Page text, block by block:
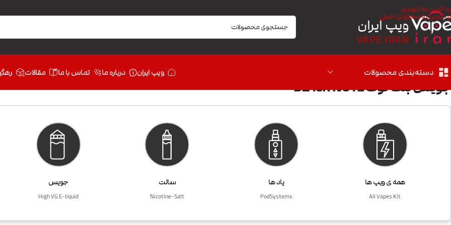
رد کردن به ناوبری
رد کردن به محتوای اصلی
ویپ ایران
VAPE IRAN
دسته‌بندی محصولات ویپ ایران درباره ما تماس با ما مقالات
جویس بلک نوت BLACK NOTE
همه ی ویپ ها
All Vapes Kit
پاد ها
PodSystems
سالت
Nicotine-Salt
جویس
High VG E-liquid